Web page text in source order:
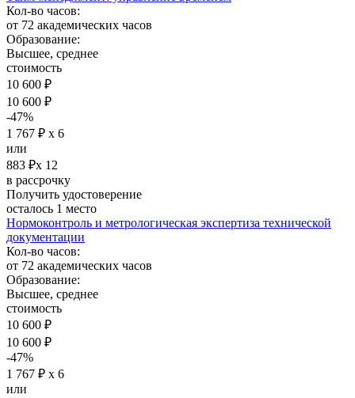
Кол-во часов:
от 72 академических часов
Образование:
Высшее, среднее
стоимость
10 600 ₽
10 600 ₽
-47%
1 767 ₽ х 6
или
883 ₽х 12
в рассрочку
Получить удостоверение
осталось 1 место
Нормоконтроль и метрологическая экспертиза технической
документации
Кол-во часов:
от 72 академических часов
Образование:
Высшее, среднее
стоимость
10 600 ₽
10 600 ₽
-47%
1 767 ₽ х 6
или